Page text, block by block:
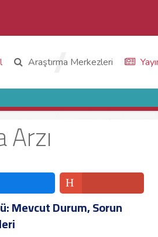
Araştırma Merkezleri
Mevcut Durum, Sorun